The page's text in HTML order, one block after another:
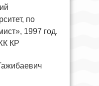
по
1997 год.
КР